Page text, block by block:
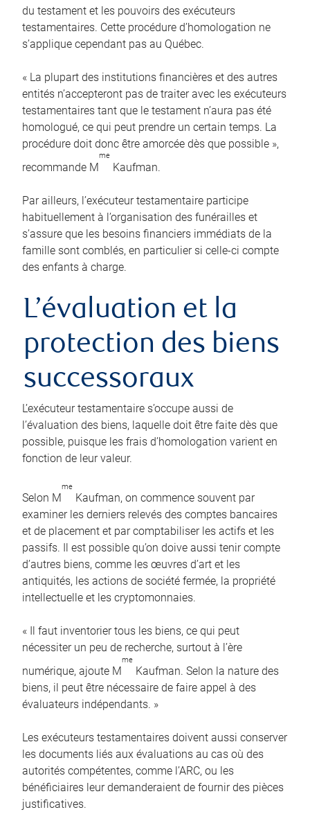
du testament et les pouvoirs des exécuteurs
testamentaires. Cette procédure d’homologation ne
s’applique cependant pas au Québec.
« La plupart des institutions financières et des autres
entités n’accepteront pas de traiter avec les exécuteurs
testamentaires tant que le testament n’aura pas été
homologué, ce qui peut prendre un certain temps. La
procédure doit donc être amorcée dès que possible »,
recommande M
me
Kaufman.
Par ailleurs, l’exécuteur testamentaire participe
habituellement à l’organisation des funérailles et
s’assure que les besoins financiers immédiats de la
famille sont comblés, en particulier si celle-ci compte
des enfants à charge.
L’évaluation et la
protection des biens
successoraux
L’exécuteur testamentaire s’occupe aussi de
l’évaluation des biens, laquelle doit être faite dès que
possible, puisque les frais d’homologation varient en
fonction de leur valeur.
Selon M
me
Kaufman, on commence souvent par
examiner les derniers relevés des comptes bancaires
et de placement et par comptabiliser les actifs et les
passifs. Il est possible qu’on doive aussi tenir compte
d’autres biens, comme les œuvres d’art et les
antiquités, les actions de société fermée, la propriété
intellectuelle et les cryptomonnaies.
« Il faut inventorier tous les biens, ce qui peut
nécessiter un peu de recherche, surtout à l’ère
numérique, ajoute M
me
Kaufman. Selon la nature des
biens, il peut être nécessaire de faire appel à des
évaluateurs indépendants. »
Les exécuteurs testamentaires doivent aussi conserver
les documents liés aux évaluations au cas où des
autorités compétentes, comme l’ARC, ou les
bénéficiaires leur demanderaient de fournir des pièces
justificatives.